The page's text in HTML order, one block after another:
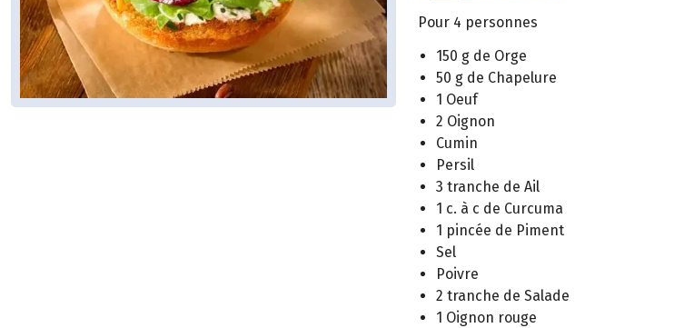
Pour 4 personnes
150 g de Orge
50 g de Chapelure
1 Oeuf
2 Oignon
Cumin
Persil
3 tranche de Ail
1 c. à c de Curcuma
1 pincée de Piment
Sel
Poivre
2 tranche de Salade
1 Oignon rouge